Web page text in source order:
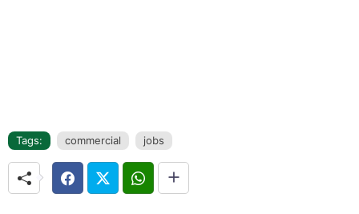
Tags: commercial jobs